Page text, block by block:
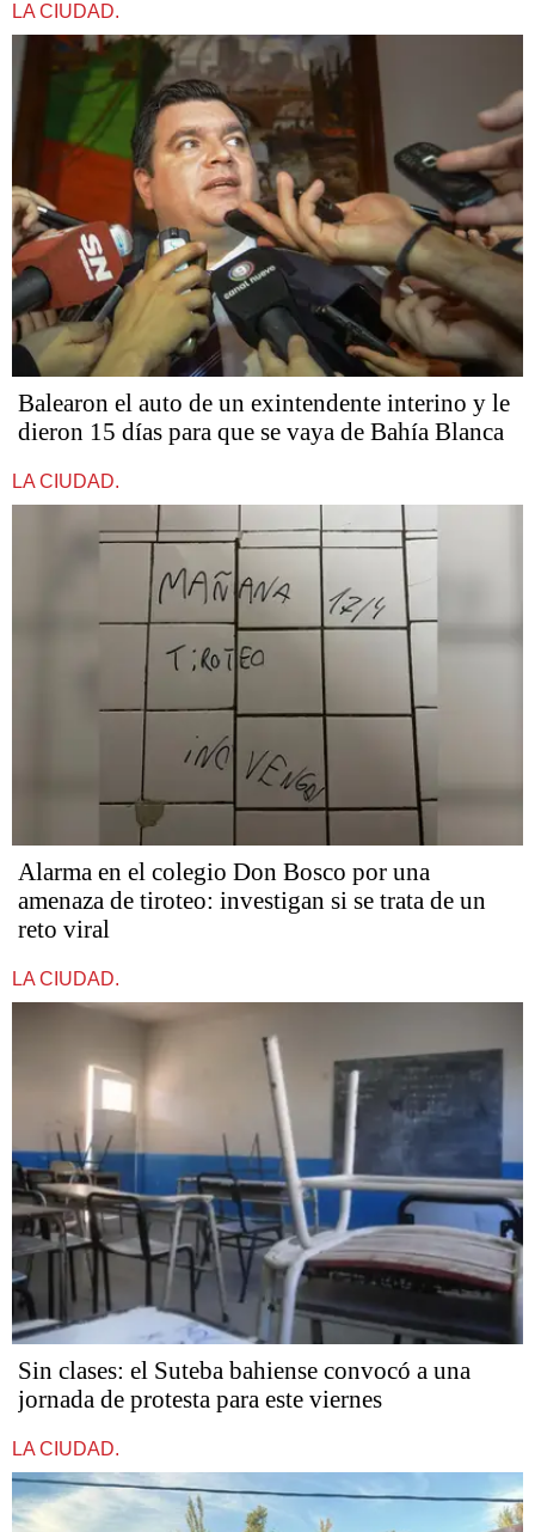
LA CIUDAD.
Balearon el auto de un exintendente interino y le
dieron 15 días para que se vaya de Bahía Blanca
LA CIUDAD.
Alarma en el colegio Don Bosco por una
amenaza de tiroteo: investigan si se trata de un
reto viral
LA CIUDAD.
Sin clases: el Suteba bahiense convocó a una
jornada de protesta para este viernes
LA CIUDAD.